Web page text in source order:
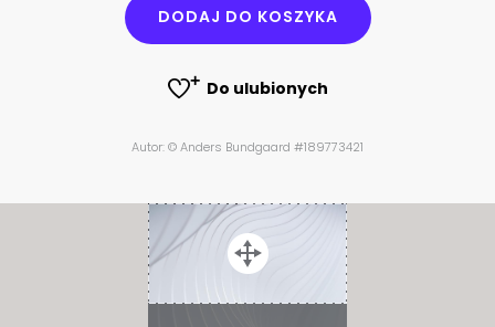
DODAJ DO KOSZYKA
Do ulubionych
Autor: © Anders Bundgaard #189773421